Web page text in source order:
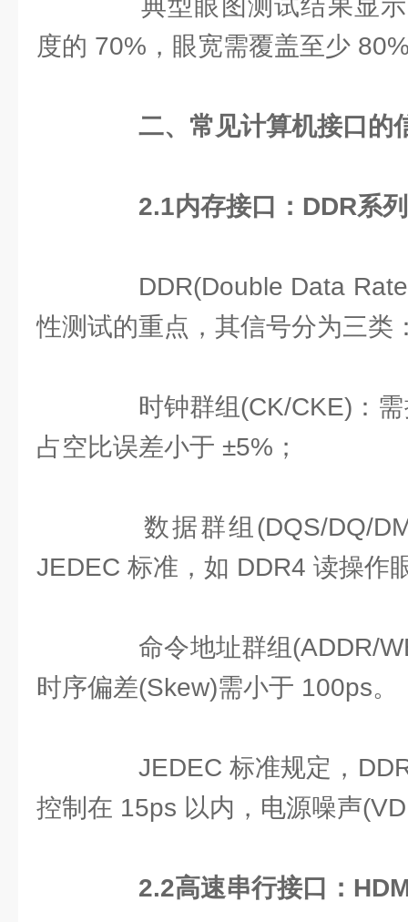
典型眼图测试结果显示
度的 70%，眼宽需覆盖至少
二、常见计算机接口的
2.1内存接口： DDR系列
DDR(Double Data
性测试的重点，其信号分为三类
时钟群组(CK/CKE)：需
占空比误差小于 ±5%；
数据群组(DQS/DQ/
JEDEC 标准，如 DDR4 读操作
命令地址群组(ADDR/
时序偏差(Skew)需小于 100ps。
JEDEC 标准规定，
控制在 15ps 以内，电源噪声
2.2高速串行接口：